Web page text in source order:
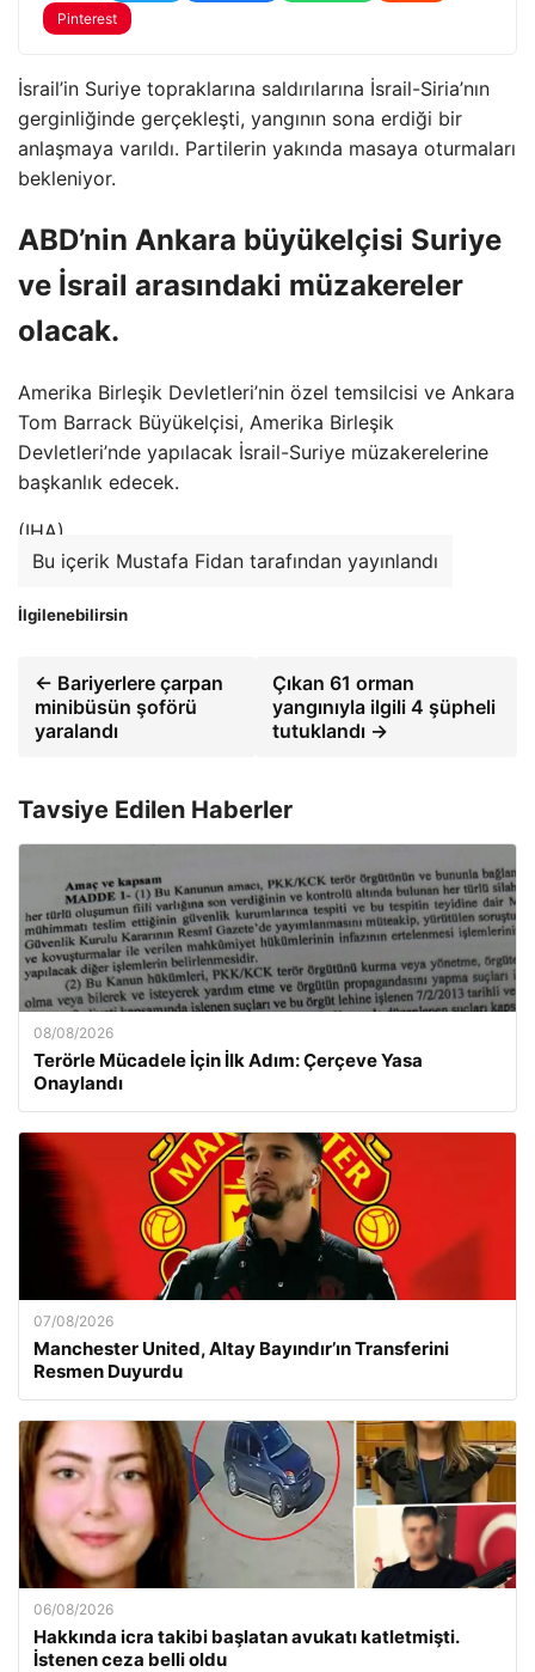
Pinterest
İsrail’in Suriye topraklarına saldırılarına İsrail-Siria’nın
gerginliğinde gerçekleşti, yangının sona erdiği bir
anlaşmaya varıldı. Partilerin yakında masaya oturmaları
bekleniyor.
ABD’nin Ankara büyükelçisi Suriye
ve İsrail arasındaki müzakereler
olacak.
Amerika Birleşik Devletleri’nin özel temsilcisi ve Ankara
Tom Barrack Büyükelçisi, Amerika Birleşik
Devletleri’nde yapılacak İsrail-Suriye müzakerelerine
başkanlık edecek.
(IHA)
Bu içerik Mustafa Fidan tarafından yayınlandı
İlgilenebilirsin
← Bariyerlere çarpan
minibüsün şoförü
yaralandı
Çıkan 61 orman
yangınıyla ilgili 4 şüpheli
tutuklandı →
Tavsiye Edilen Haberler
08/08/2026
Terörle Mücadele İçin İlk Adım: Çerçeve Yasa
Onaylandı
07/08/2026
Manchester United, Altay Bayındır’ın Transferini
Resmen Duyurdu
06/08/2026
Hakkında icra takibi başlatan avukatı katletmişti.
İstenen ceza belli oldu